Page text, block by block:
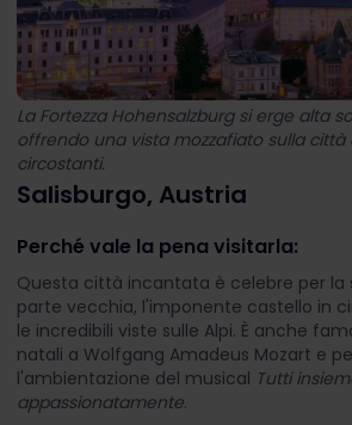
La Fortezza Hohensalzburg si erge alta
offrendo una vista mozzafiato sulla
circostanti.
Salisburgo, Austria
Perché vale la pena visitarla:
Questa città incantata è celebre per la
parte vecchia, l'imponente castello in
le incredibili viste sulle Alpi. È anche
natali a Wolfgang Amadeus Mozart e
l'ambientazione del musical Tutti
appassionatamente.